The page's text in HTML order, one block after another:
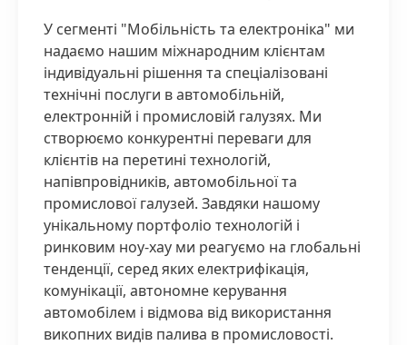
У сегменті "Мобільність та електроніка" ми
надаємо нашим міжнародним клієнтам
індивідуальні рішення та спеціалізовані
технічні послуги в автомобільній,
електронній і промисловій галузях. Ми
створюємо конкурентні переваги для
клієнтів на перетині технологій,
напівпровідників, автомобільної та
промислової галузей. Завдяки нашому
унікальному портфоліо технологій і
ринковим ноу-хау ми реагуємо на глобальні
тенденції, серед яких електрифікація,
комунікації, автономне керування
автомобілем і відмова від використання
викопних видів палива в промисловості.